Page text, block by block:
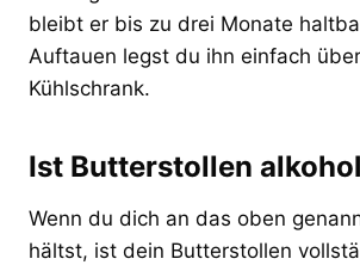
bleibt er bis zu drei Monate
Auftauen legst du ihn einfach
Kühlschrank.
Ist Butterstollen
Wenn du dich an das oben
hältst, ist dein Butterstollen